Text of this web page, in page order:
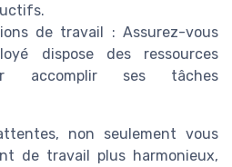
de travail : Assurez-vous
dispose des ressources
accomplir ses tâches
non seulement vous
de travail plus harmonieux,